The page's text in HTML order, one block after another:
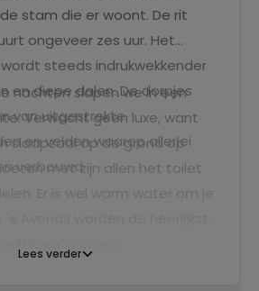
stam die er woont. De rit
ongeveer zes uur. Het
steeds indrukwekkender
en diepe dalen. De dorpjes
van uitgestrekte
en velden waarop allerlei
verbouwd.
nachten slapen we in een
Verwacht geen luxe, want
slaapzaal op de grond op
met zijn allen het toilet
Lees verder